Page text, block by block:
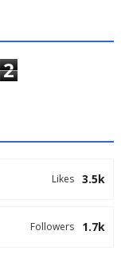
2
3.5k
Likes
1.7k
Followers